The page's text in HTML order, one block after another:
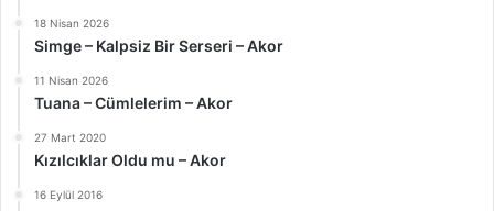
18 Nisan 2026
Simge – Kalpsiz Bir Serseri – Akor
11 Nisan 2026
Tuana – Cümlelerim – Akor
27 Mart 2020
Kızılcıklar Oldu mu – Akor
16 Eylül 2016